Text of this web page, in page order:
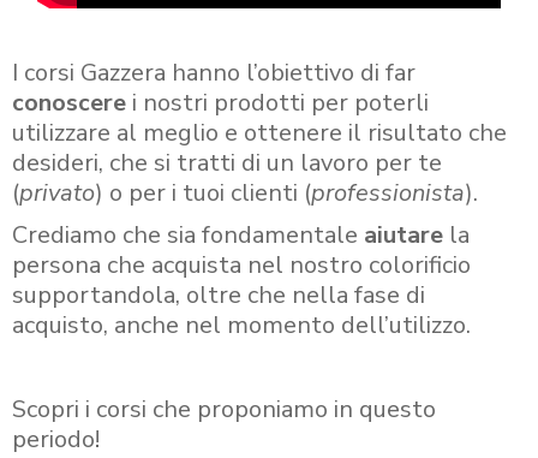
I corsi Gazzera hanno l’obiettivo di far
conoscere i nostri prodotti per poterli
utilizzare al meglio e ottenere il risultato che
desideri, che si tratti di un lavoro per te
(privato) o per i tuoi clienti (professionista).
Crediamo che sia fondamentale aiutare la
persona che acquista nel nostro colorificio
supportandola, oltre che nella fase di
acquisto, anche nel momento dell’utilizzo.
Scopri i corsi che proponiamo in questo
periodo!